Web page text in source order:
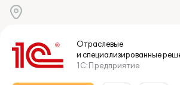
Отраслевые
и специализированные
1С:Предприятие